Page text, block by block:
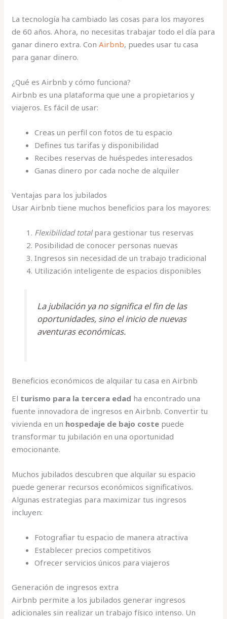
La tecnología ha cambiado las cosas para los mayores
de 60 años. Ahora, no necesitas trabajar todo el día para
ganar dinero extra. ConAirbnb, puedes usar tu casa
para ganar dinero.
¿Qué es Airbnb y cómo funciona?
Airbnb es una plataforma que une a propietarios y
viajeros. Es fácil de usar:
Creas un perfil con fotos de tu espacio
Defines tus tarifas y disponibilidad
Recibes reservas de huéspedes interesados
Ganas dinero por cada noche de alquiler
Ventajas para los jubilados
Usar Airbnb tiene muchos beneficios para los mayores:
Flexibilidad totalpara gestionar tus reservas
Posibilidad de conocer personas nuevas
Ingresos sin necesidad de un trabajo tradicional
Utilización inteligente de espacios disponibles
La jubilación ya no significa el fin de las
oportunidades, sino el inicio de nuevas
aventuras económicas.
Beneficios económicos de alquilar tu casa en Airbnb
El turismo para la tercera edad ha encontrado una
fuente innovadora de ingresos en Airbnb. Convertir tu
vivienda en un hospedaje de bajo coste puede
transformar tu jubilación en una oportunidad
emocionante.
Muchos jubilados descubren que alquilar su espacio
puede generar recursos económicos significativos.
Algunas estrategias para maximizar tus ingresos
incluyen:
Fotografiar tu espacio de manera atractiva
Establecer precios competitivos
Ofrecer servicios únicos para viajeros
Generación de ingresos extra
Airbnb permite a los jubilados generar ingresos
adicionales sin realizar un trabajo físico intenso. Un